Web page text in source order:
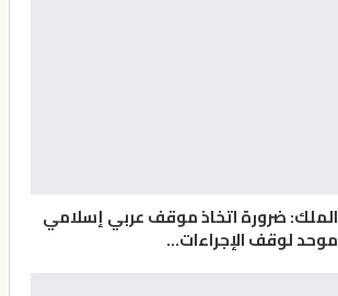
الملك: ضرورة اتخاذ موقف عربي إسلامي
موحد لوقف الإجراءات…